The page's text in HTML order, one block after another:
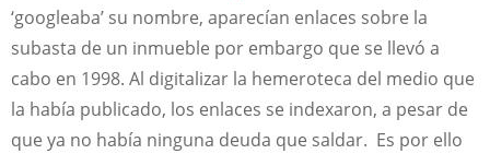
‘googleaba’ su nombre, aparecían enlaces sobre la
subasta de un inmueble por embargo que se llevó a
cabo en 1998. Al digitalizar la hemeroteca del medio que
la había publicado, los enlaces se indexaron, a pesar de
que ya no había ninguna deuda que saldar. Es por ello